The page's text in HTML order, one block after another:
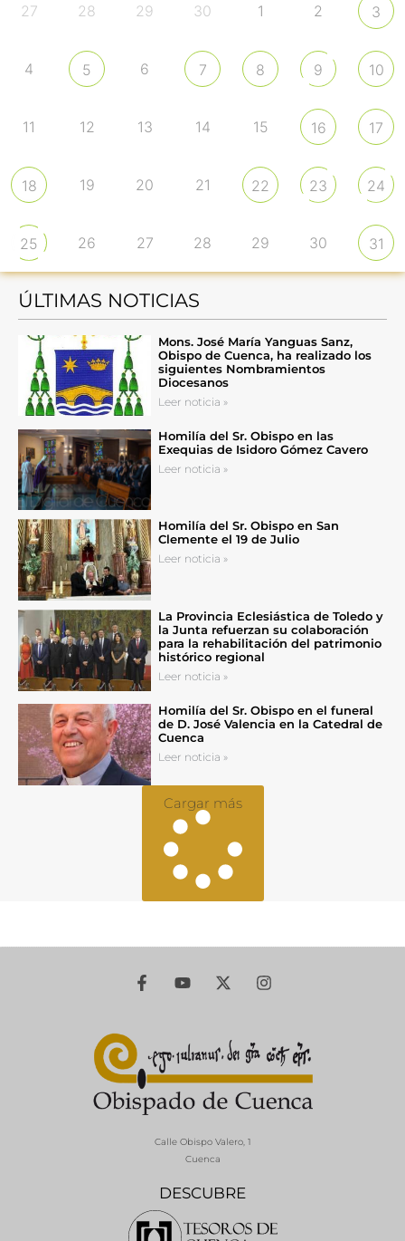
27 28 29 30 1 2 3
4 5 6 7 8 9 10
11 12 13 14 15 16 17
18 19 20 21 22 23 24
25 26 27 28 29 30 31
ÚLTIMAS NOTICIAS
Mons. José María Yanguas Sanz,
Obispo de Cuenca, ha realizado los
siguientes Nombramientos
Diocesanos
Leer noticia »
Homilía del Sr. Obispo en las
Exequias de Isidoro Gómez Cavero
Leer noticia »
Homilía del Sr. Obispo en San
Clemente el 19 de Julio
Leer noticia »
La Provincia Eclesiástica de Toledo y
la Junta refuerzan su colaboración
para la rehabilitación del patrimonio
histórico regional
Leer noticia »
Homilía del Sr. Obispo en el funeral
de D. José Valencia en la Catedral de
Cuenca
Leer noticia »
Cargar más
DESCUBRE
Calle Obispo Valero, 1
Cuenca